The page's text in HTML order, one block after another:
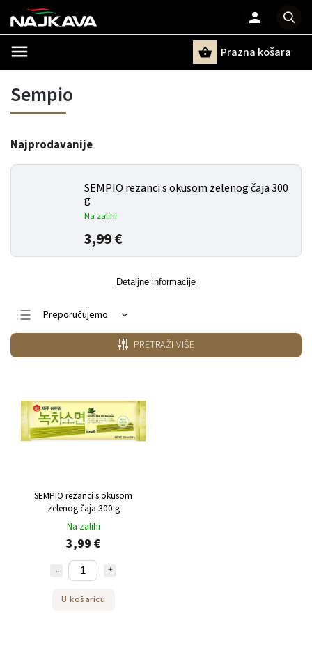
Prazna košara
Sempio
Najprodavanije
SEMPIO rezanci s okusom zelenog čaja 300
g
Na zalihi
3,99 €
Detaljne informacije
Preporučujemo
Najjeftiniji
Najskuplji
Po abecedi
PRETRAŽI VIŠE
SEMPIO rezanci s okusom
zelenog čaja 300 g
Na zalihi
3,99 €
U košaricu